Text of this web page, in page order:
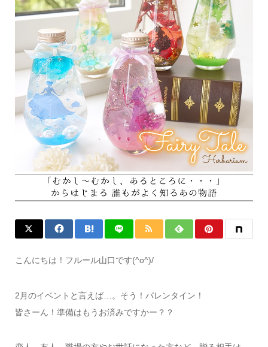
こんにちは！フルール山口です(^o^)/
2月のイベントと言えば…。そう！バレンタイン！
皆さーん！準備はもうお済みですかー？？